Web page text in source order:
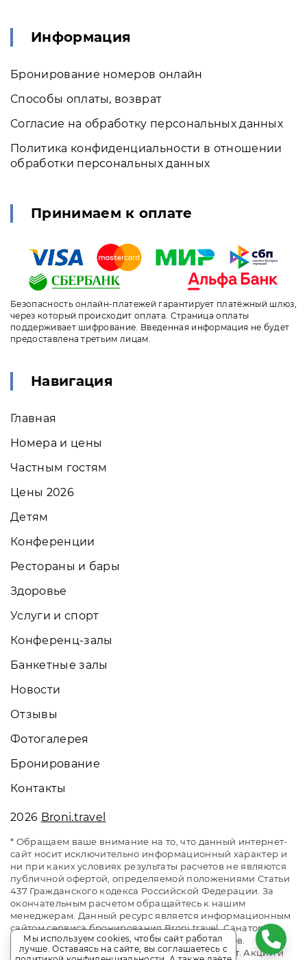
Информация
Бронирование номеров онлайн
Способы оплаты, возврат
Согласие на обработку персональных данных
Политика конфиденциальности в отношении
обработки персональных данных
Принимаем к оплате
Безопасность онлайн-платежей гарантирует платёжный шлюз,
через который происходит оплата. Страница оплаты
поддерживает шифрование. Введенная информация не будет
предоставлена третьим лицам.
Навигация
Главная
Номера и цены
Частным гостям
Цены 2026
Детям
Конференции
Рестораны и бары
Здоровье
Услуги и спорт
Конференц-залы
Банкетные залы
Новости
Отзывы
Фотогалерея
Бронирование
Контакты
2026 Broni.travel
* Обращаем ваше внимание на то, что данный интернет-
сайт носит исключительно информационный характер и
ни при каких условиях результаты расчетов не являются
публичной офертой, определяемой положениями Статьи
437 Гражданского кодекса Российской Федерации. За
окончательным расчетом обращайтесь к нашим
менеджерам. Данный ресурс является информационным
сайтом сервиса бронирования Broni.travel. Санаторий
«Мисхор». Сайт онлайн бронирования номеров.
Актуальные цены, прайс-листы и наличие мест. Акции и
Мы используем cookies, чтобы сайт работал
лучше. Оставаясь на сайте, вы соглашаетесь с